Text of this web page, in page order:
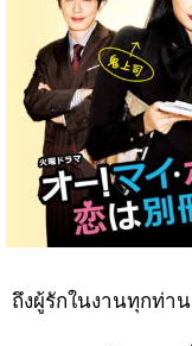
ถึงผู้รักในงานทุกท่าน